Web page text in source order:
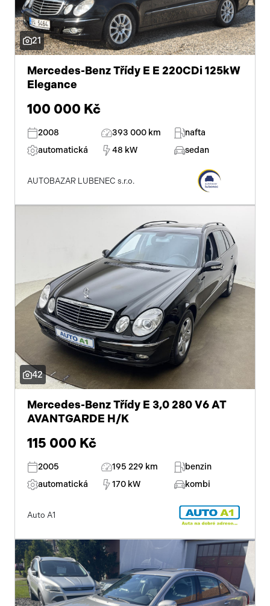
21
Mercedes-Benz Třídy E E 220CDi 125kW
Elegance
100 000 Kč
2008 393 000 km
nafta
automatická
48 kW sedan
AUTOBAZAR LUBENEC s.r.o.
42
Mercedes-Benz Třídy E 3,0 280 V6 AT
AVANTGARDE H/K
115 000 Kč
2005 195 229 km
benzin
automatická
170 kW kombi
Auto A1